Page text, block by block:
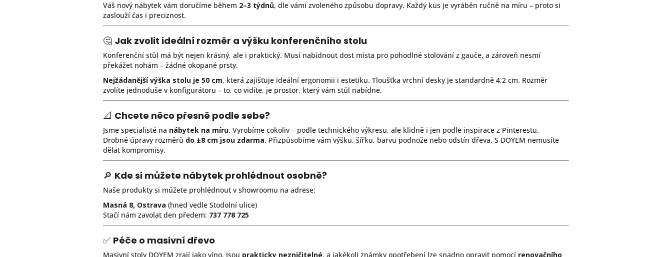
Váš nový nábytek vám doručíme během 2–3 týdnů, dle vámi zvoleného způsobu dopravy. Každý kus je vyráběn ručně na míru – proto si
zaslouží čas i preciznost.
🤔 Jak zvolit ideální rozměr a výšku konferenčního stolu
Konferenční stůl má být nejen krásný, ale i praktický. Musí nabídnout dost místa pro pohodlné stolování z gauče, a zároveň nesmí
překážet nohám – žádné okopané prsty.
Nejžádanější výška stolu je 50 cm, která zajišťuje ideální ergonomii i estetiku. Tloušťka vrchní desky je standardně 4,2 cm. Rozměr
zvolíte jednoduše v konfigurátoru – to, co vidíte, je prostor, který vám stůl nabídne.
📐 Chcete něco přesně podle sebe?
Jsme specialisté na nábytek na míru. Vyrobíme cokoliv – podle technického výkresu, ale klidně i jen podle inspirace z Pinterestu.
Drobné úpravy rozměrů do ±8 cm jsou zdarma. Přizpůsobíme vám výšku, šířku, barvu podnože nebo odstín dřeva. S DOYEM nemusíte
dělat kompromisy.
🔎 Kde si můžete nábytek prohlédnout osobně?
Naše produkty si můžete prohlédnout v showroomu na adrese:
Masná 8, Ostrava (hned vedle Stodolní ulice)
Stačí nám zavolat den předem: 737 778 725
✅ Péče o masivní dřevo
Masivní stoly DOYEM zrají jako víno. Jsou prakticky nezničitelné, a jakékoli známky opotřebení lze snadno opravit pomocí renovačního